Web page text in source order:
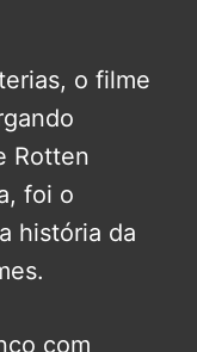
o filme
Rotten
foi o
história da
com